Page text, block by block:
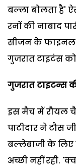
बल्ला बोलता है'
रनों की नाबाद
सीजन के
गुजरात टाइटंस
गुजरात टाइटन्स
इस मैच में रौयल
पाटीदार ने टौस
बल्लेबाजी के
अच्छी नहीं रही.